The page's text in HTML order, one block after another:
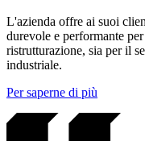
L'azienda offre ai suoi
durevole e performante
ristrutturazione, sia per il
industriale.
Per saperne di più